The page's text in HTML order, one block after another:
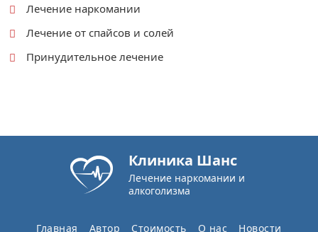
Лечение наркомании
Лечение от спайсов и солей
Принудительное лечение
Клиника Шанс
Лечение наркомании и
алкоголизма
Главная Автор Стоимость О нас Новости